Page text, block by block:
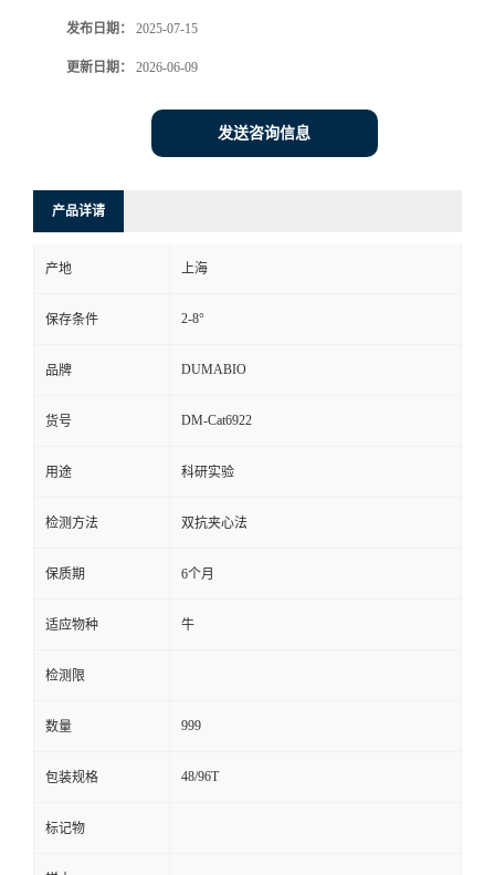
在
线
留
言
发布日期： 2025-07-15
更新日期： 2026-06-09
发送咨询信息
产品详请
产地 上海
保存条件 2-8°
品牌 DUMABIO
货号 DM-Cat6922
用途 科研实验
检测方法 双抗夹心法
保质期 6个月
适应物种 牛
检测限
数量 999
包装规格 48/96T
标记物